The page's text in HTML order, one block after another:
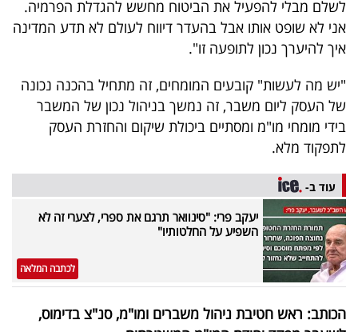
באייס
עקבו
לשלם מבלי להפעיל את הביטוח מחשש להגדלת הפרמיה.
אני לא שופט אותו אבל בהעדר דיווח לעולם לא תדע המדינה
איך להיערך נכון לתופעה זו".
"יש מה לעשות" קובעים המומחים, זה מתחיל בהכנה נכונה
של העסק ליום משבר, זה נמשך בניהול נכון של המשבר
בידי מומחי מו"מ ומסתיים ביכולת שיקום והחזרת העסק
לתפקוד מלא.
עוד ב-
יעקב פרי: "סינוואר תרגם את ספרי, לצערי זה לא
השפיע על החלטותיו"
לכתבה המלאה
הכותב: ראש חטיבת ניהול משברים ומו"מ, סנ"צ בדימוס,